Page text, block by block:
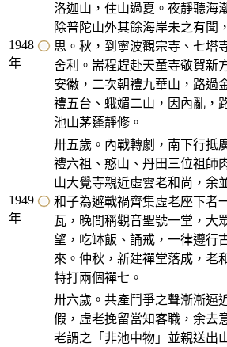
1948
年
洛迦山，住山過夏。夜靜聽海
除普陀山外其餘海岸未之有聞
思。秋，到寧波觀宗寺、七塔
舍利。耑程趕赴天童寺敬賀新
安徽，二次朝禮九華山，路過
禮五台、蛾媚二山，因內亂，
池山茅蓬靜修。
1949
年
卅五歲。內戰轉劇，南下行抵
禮六祖、憨山、丹田三位祖師
山大覺寺親近虛雲老和尚，余
和子為避戰禍齊集虛老座下者
瓦，晚間稱觀音聖號一堂，大
望，吃缽飯、誦戒，一律遵行
來。仲秋，新建禪堂落成，老
特打兩個禪七。
卅六歲。共產鬥爭之聲漸漸逼
假，虛老挽留當知客職，余去
老謂之「非池中物」並親送出